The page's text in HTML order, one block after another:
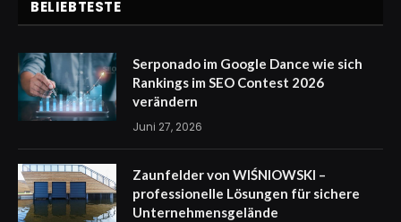
BELIEBTESTE
Serponado im Google Dance wie sich
Rankings im SEO Contest 2026
verändern
Juni 27, 2026
Zaunfelder von WIŚNIOWSKI –
professionelle Lösungen für sichere
Unternehmensgelände